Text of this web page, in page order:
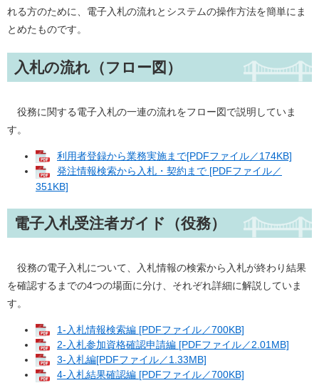
れる方のために、電子入札の流れとシステムの操作方法を簡単にま
とめたものです。
入札の流れ（フロー図）
役務に関する電子入札の一連の流れをフロー図で説明していま
す。
利用者登録から業務実施まで[PDFファイル／174KB]
発注情報検索から入札・契約まで [PDFファイル／
351KB]
電子入札受注者ガイド（役務）
役務の電子入札について、入札情報の検索から入札が終わり結果
を確認するまでの4つの場面に分け、それぞれ詳細に解説していま
す。
1-入札情報検索編 [PDFファイル／700KB]
2-入札参加資格確認申請編 [PDFファイル／2.01MB]
3-入札編[PDFファイル／1.33MB]
4-入札結果確認編 [PDFファイル／700KB]